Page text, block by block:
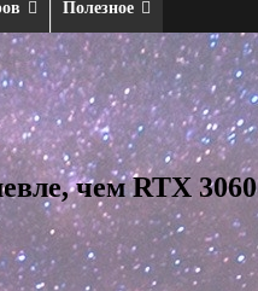
Полезное
чем RTX 3060